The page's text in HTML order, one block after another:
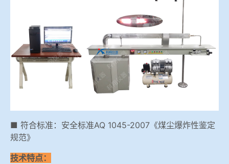
矿石、焦炭物理检测及制样设备
工业分析、测硫仪等
世界杯预测网站
■ 符合标准：安全标准AQ 1045-2007《煤尘爆炸性鉴定
规范》
技术特点：